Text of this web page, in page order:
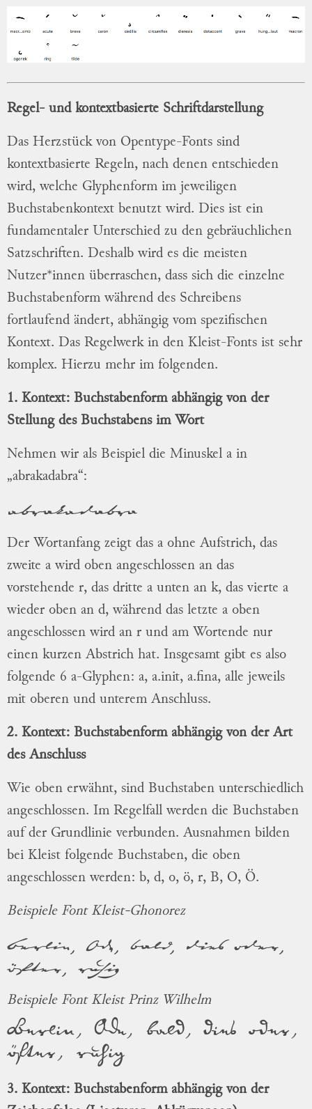
Regel- und kontextbasierte Schriftdarstellung
Das Herzstück von Opentype-Fonts sind
kontextbasierte Regeln, nach denen entschieden
wird, welche Glyphenform im jeweiligen
Buchstabenkontext benutzt wird. Dies ist ein
fundamentaler Unterschied zu den gebräuchlichen
Satzschriften. Deshalb wird es die meisten
Nutzer*innen überraschen, dass sich die einzelne
Buchstabenform während des Schreibens
fortlaufend ändert, abhängig vom spezifischen
Kontext. Das Regelwerk in den Kleist-Fonts ist sehr
komplex. Hierzu mehr im folgenden.
1. Kontext: Buchstabenform abhängig von der
Stellung des Buchstabens im Wort
Nehmen wir als Beispiel die Minuskel a in
„abrakadabra“:
abrakadabra
Der Wortanfang zeigt das a ohne Aufstrich, das
zweite a wird oben angeschlossen an das
vorstehende r, das dritte a unten an k, das vierte a
wieder oben an d, während das letzte a oben
angeschlossen wird an r und am Wortende nur
einen kurzen Abstrich hat. Insgesamt gibt es also
folgende 6 a-Glyphen: a, a.init, a.fina, alle jeweils
mit oberen und unterem Anschluss.
2. Kontext: Buchstabenform abhängig von der Art
des Anschluss
Wie oben erwähnt, sind Buchstaben unterschiedlich
angeschlossen. Im Regelfall werden die Buchstaben
auf der Grundlinie verbunden. Ausnahmen bilden
bei Kleist folgende Buchstaben, die oben
angeschlossen werden: b, d, o, ö, r, B, O, Ö.
Beispiele Font Kleist-Ghonorez
Berlin, Ode, bald, dies oder,
öfter, ruhig
Beispiele Font Kleist Prinz Wilhelm
Berlin, Ode, bald, dies oder,
öfter, ruhig
3. Kontext: Buchstabenform abhängig von der